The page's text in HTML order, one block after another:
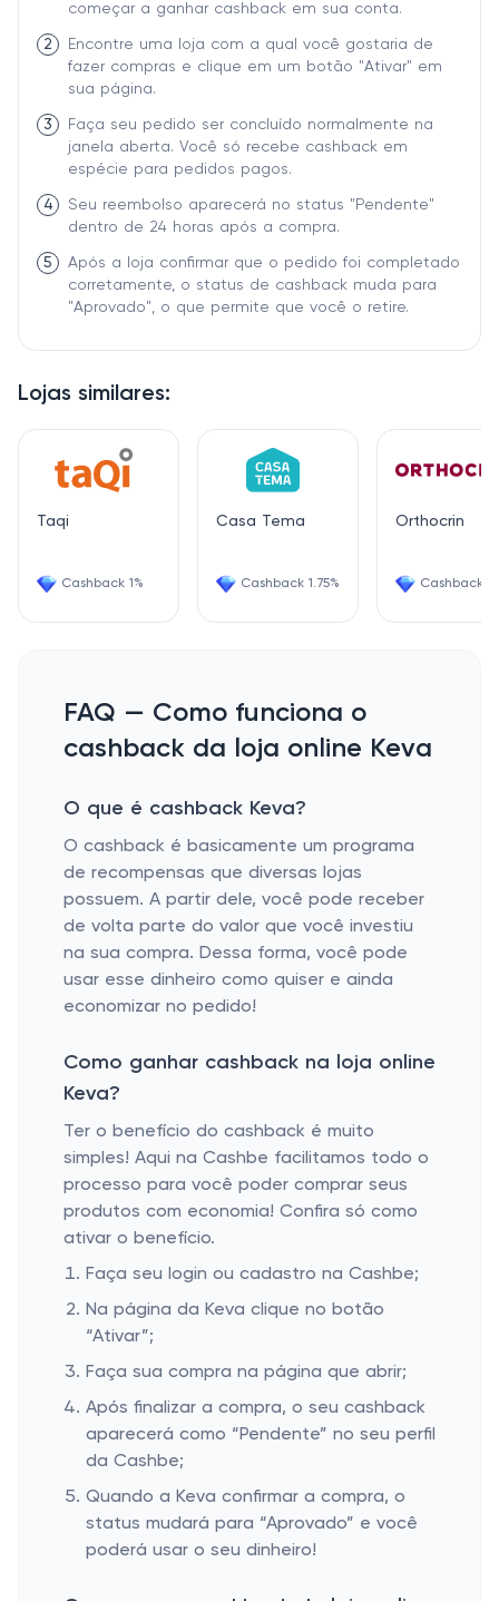
Lojas similares:
Taqi
Cashback 1%
Casa Tema
Cashback 1.75%
Orthocrin
Cashback
começar a ganhar cashback em sua conta.
2
Encontre uma loja com a qual você gostaria de
fazer compras e clique em um botão "Ativar" em
sua página.
3
Faça seu pedido ser concluído normalmente na
janela aberta. Você só recebe cashback em
espécie para pedidos pagos.
4
Seu reembolso aparecerá no status "Pendente"
dentro de 24 horas após a compra.
5
Após a loja confirmar que o pedido foi completado
corretamente, o status de cashback muda para
"Aprovado", o que permite que você o retire.
FAQ — Como funciona o
cashback da loja online Keva
O que é cashback Keva?
O cashback é basicamente um programa
de recompensas que diversas lojas
possuem. A partir dele, você pode receber
de volta parte do valor que você investiu
na sua compra. Dessa forma, você pode
usar esse dinheiro como quiser e ainda
economizar no pedido!
Como ganhar cashback na loja online
Keva?
Ter o benefício do cashback é muito
simples! Aqui na Cashbe facilitamos todo o
processo para você poder comprar seus
produtos com economia! Confira só como
ativar o benefício.
Faça seu login ou cadastro na Cashbe;
Na página da Keva clique no botão
“Ativar”;
Faça sua compra na página que abrir;
Após finalizar a compra, o seu cashback
aparecerá como “Pendente” no seu perfil
da Cashbe;
Quando a Keva confirmar a compra, o
status mudará para “Aprovado” e você
poderá usar o seu dinheiro!